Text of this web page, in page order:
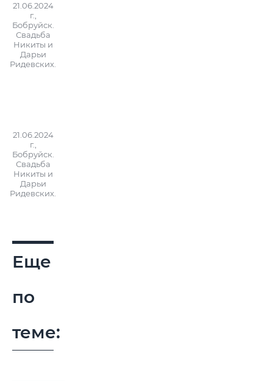
21.06.2024
г.,
Бобруйск.
Свадьба
Никиты и
Дарьи
Ридевских.
21.06.2024
г.,
Бобруйск.
Свадьба
Никиты и
Дарьи
Ридевских.
Еще
по
теме: